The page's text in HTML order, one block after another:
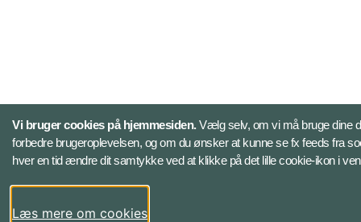
Vi bruger cookies på hjemmesiden.Vælg selv, om vi må bruge dine
forbedre brugeroplevelsen, og om du ønsker at kunne se fx feeds fra
hver en tid ændre dit samtykke ved at klikke på det lille cookie-ikon i
Læs mere om cookies